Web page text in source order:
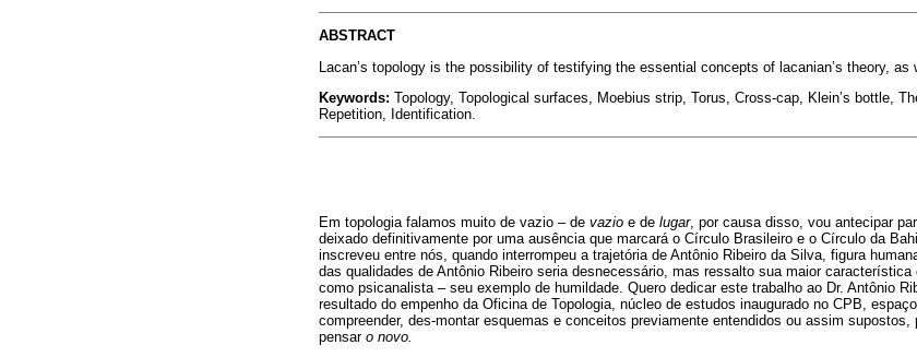
ABSTRACT
Lacan’s topology is the possibility of testifying the essential concepts of lacanian’s theory, as
Keywords: Topology, Topological surfaces, Moebius strip, Torus, Cross-cap, Klein’s bottle,
Repetition, Identification.
Em topologia falamos muito de vazio – de vazio e de lugar, por causa disso, vou antecipar
deixado definitivamente por uma ausência que marcará o Círculo Brasileiro e o Círculo da
inscreveu entre nós, quando interrompeu a trajetória de Antônio Ribeiro da Silva, figura
das qualidades de Antônio Ribeiro seria desnecessário, mas ressalto sua maior característica
como psicanalista – seu exemplo de humildade. Quero dedicar este trabalho ao Dr. Antônio
resultado do empenho da Oficina de Topologia, núcleo de estudos inaugurado no CPB,
compreender, des-montar esquemas e conceitos previamente entendidos ou assim
pensar o novo.